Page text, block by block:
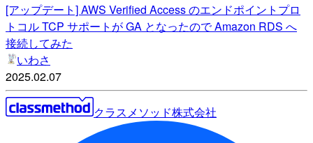
[アップデート] AWS Verified Access のエンドポイントプロ
トコル TCP サポートが GA となったので Amazon RDS へ
接続してみた
いわさ
2025.02.07
クラスメソッド株式会社